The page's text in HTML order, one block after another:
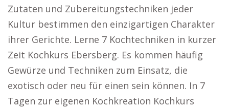
Zutaten und Zubereitungstechniken jeder
Kultur bestimmen den einzigartigen Charakter
ihrer Gerichte. Lerne 7 Kochtechniken in kurzer
Zeit Kochkurs Ebersberg. Es kommen häufig
Gewürze und Techniken zum Einsatz, die
exotisch oder neu für einen sein können. In 7
Tagen zur eigenen Kochkreation Kochkurs